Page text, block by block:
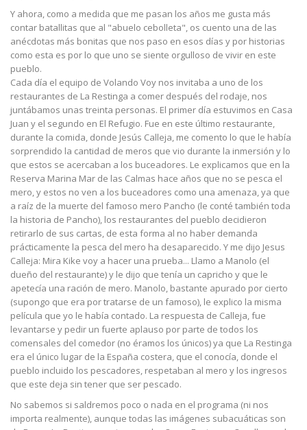
Y ahora, como a medida que me pasan los años me gusta más
contar batallitas que al "abuelo cebolleta", os cuento una de las
anécdotas más bonitas que nos paso en esos días y por historias
como esta es por lo que uno se siente orgulloso de vivir en este
pueblo.
Cada día el equipo de Volando Voy nos invitaba a uno de los
restaurantes de La Restinga a comer después del rodaje, nos
juntábamos unas treinta personas. El primer día estuvimos en Casa
Juan y el segundo en El Refugio. Fue en este último restaurante,
durante la comida, donde Jesús Calleja, me comento lo que le había
sorprendido la cantidad de meros que vio durante la inmersión y lo
que estos se acercaban a los buceadores. Le explicamos que en la
Reserva Marina Mar de las Calmas hace años que no se pesca el
mero, y estos no ven a los buceadores como una amenaza, ya que
a raíz de la muerte del famoso mero Pancho (le conté también toda
la historia de Pancho), los restaurantes del pueblo decidieron
retirarlo de sus cartas, de esta forma al no haber demanda
prácticamente la pesca del mero ha desaparecido. Y me dijo Jesus
Calleja: Mira Kike voy a hacer una prueba... Llamo a Manolo (el
dueño del restaurante) y le dijo que tenía un capricho y que le
apetecía una ración de mero. Manolo, bastante apurado por cierto
(supongo que era por tratarse de un famoso), le explico la misma
película que yo le había contado. La respuesta de Calleja, fue
levantarse y pedir un fuerte aplauso por parte de todos los
comensales del comedor (no éramos los únicos) ya que La Restinga
era el único lugar de la España costera, que el conocía, donde el
pueblo incluido los pescadores, respetaban al mero y los ingresos
que este deja sin tener que ser pescado.
No sabemos si saldremos poco o nada en el programa (ni nos
importa realmente), aunque todas las imágenes subacuáticas son